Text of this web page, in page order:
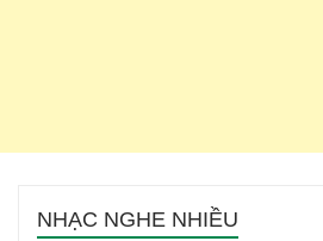
NHẠC NGHE NHIỀU